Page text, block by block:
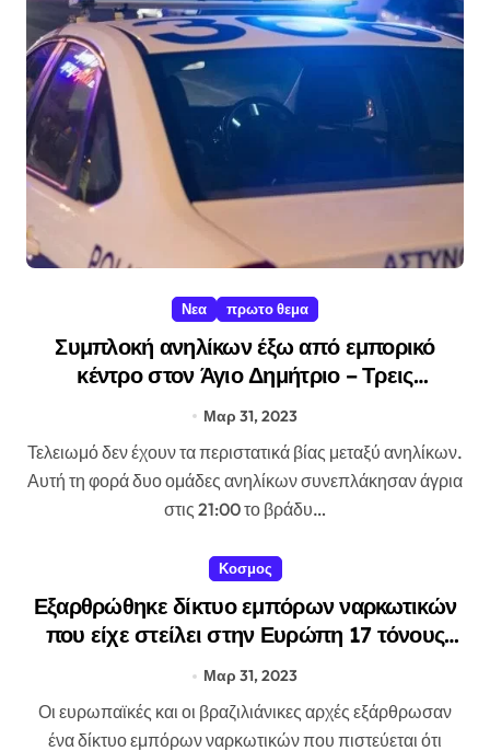
Νεα πρωτο θεμα
Συμπλοκή ανηλίκων έξω από εμπορικό
κέντρο στον Άγιο Δημήτριο – Τρεις
Μαρ 31, 2023
Τελειωμό δεν έχουν τα περιστατικά βίας μεταξύ ανηλίκων.
Αυτή τη φορά δυο ομάδες ανηλίκων συνεπλάκησαν άγρια
στις 21:00 το βράδυ…
Κοσμος
Εξαρθρώθηκε δίκτυο εμπόρων ναρκωτικών
που είχε στείλει στην Ευρώπη 17 τόνους
κοκαΐνης
Μαρ 31, 2023
Οι ευρωπαϊκές και οι βραζιλιάνικες αρχές εξάρθρωσαν
ένα δίκτυο εμπόρων ναρκωτικών που πιστεύεται ότι